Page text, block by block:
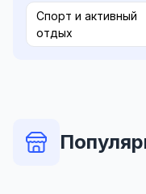
Спорт и активный
отдых